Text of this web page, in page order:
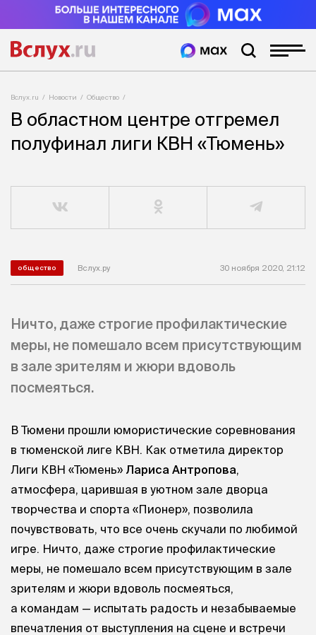
Вслух.ru Новости Общество
В областном центре отгремел
полуфинал лиги КВН «Тюмень»
общество Вслух.ру 30 ноября 2020, 21:12
Ничто, даже строгие профилактические
меры, не помешало всем присутствующим
в зале зрителям и жюри вдоволь
посмеяться.
В Тюмени прошли юмористические соревнования
в тюменской лиге КВН. Как отметила директор
Лиги КВН «Тюмень» Лариса Антропова,
атмосфера, царившая в уютном зале дворца
творчества и спорта «Пионер», позволила
почувствовать, что все очень скучали по любимой
игре. Ничто, даже строгие профилактические
меры, не помешало всем присутствующим в зале
зрителям и жюри вдоволь посмеяться,
а командам — испытать радость и незабываемые
впечатления от выступления на сцене и встречи